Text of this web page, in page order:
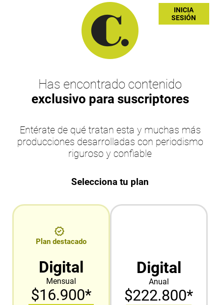
INICIA
SESIÓN
Has encontrado contenido
exclusivo para suscriptores
Entérate de qué tratan esta y muchas más
producciones desarrolladas con periodismo
riguroso y confiable
Selecciona tu plan
Plan destacado
Digital
Mensual
$16.900*
Digital
Anual
$222.800*